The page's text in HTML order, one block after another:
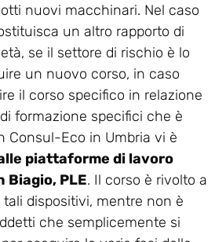
nuovi macchinari. Nel caso
un altro rapporto di
se il settore di rischio è lo
un nuovo corso, in caso
il corso specifico in relazione
formazione specifici che è
Consul-Eco in Umbria vi è
piattaforme di lavoro
Biagio, PLE. Il corso è rivolto a
dispositivi, mentre non è
che semplicemente si